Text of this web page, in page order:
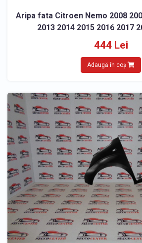
Aripa fata Citroen Nemo 2008
2013 2014 2015 2016 2017
444 Lei
Adaugă în coș